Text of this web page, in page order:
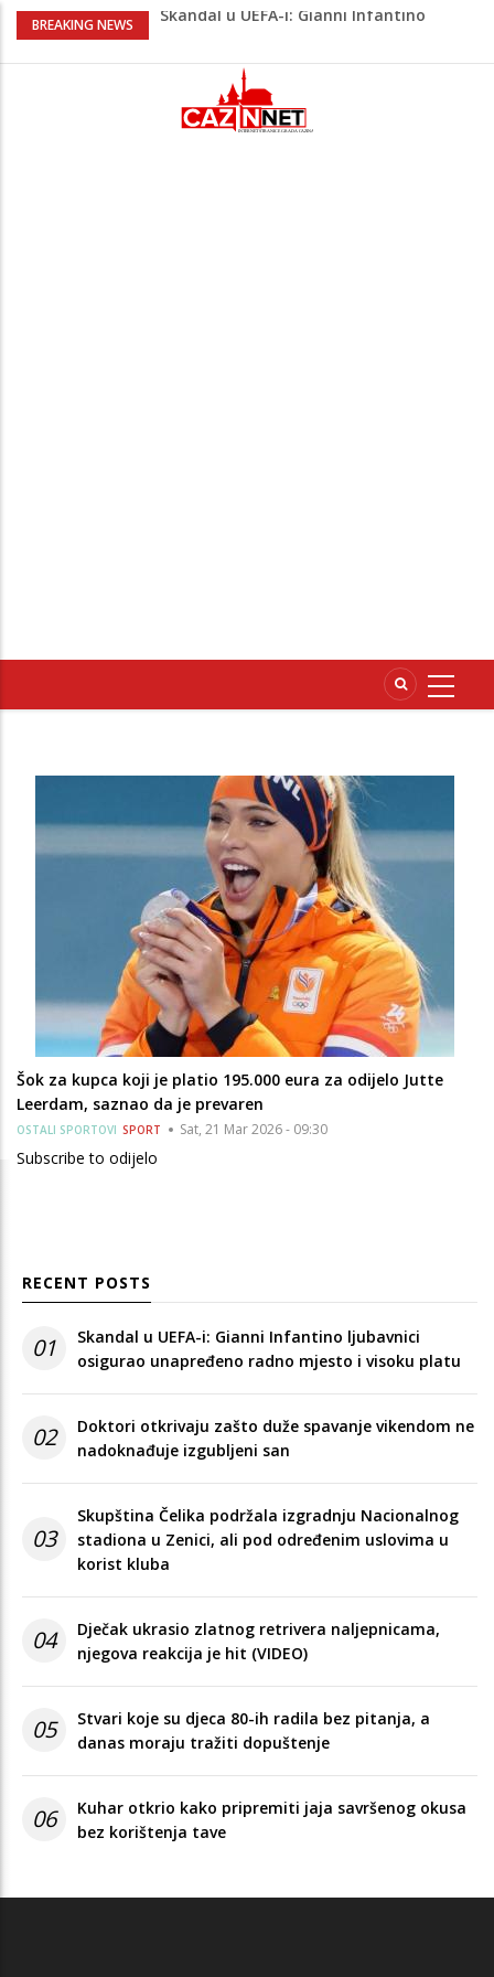
BREAKING NEWS
Skandal u UEFA-i: Gianni Infantino
mjesto i visoku platu
Kuhar otkrio kako pripremiti jaja
savršenog okusa bez korištenja tave
Stvari koje su djeca 80-ih radila bez
Šok za kupca koji je platio 195.000 eura za odijelo Jutte
Leerdam, saznao da je prevaren
OSTALI SPORTOVI SPORT Sat, 21 Mar 2026 - 09:30
Subscribe to odijelo
RECENT POSTS
01
Skandal u UEFA-i: Gianni Infantino ljubavnici
osigurao unapređeno radno mjesto i visoku platu
02
Doktori otkrivaju zašto duže spavanje vikendom ne
nadoknađuje izgubljeni san
03
Skupština Čelika podržala izgradnju Nacionalnog
stadiona u Zenici, ali pod određenim uslovima u
korist kluba
04
Dječak ukrasio zlatnog retrivera naljepnicama,
njegova reakcija je hit (VIDEO)
05
Stvari koje su djeca 80-ih radila bez pitanja, a
danas moraju tražiti dopuštenje
06
Kuhar otkrio kako pripremiti jaja savršenog okusa
bez korištenja tave